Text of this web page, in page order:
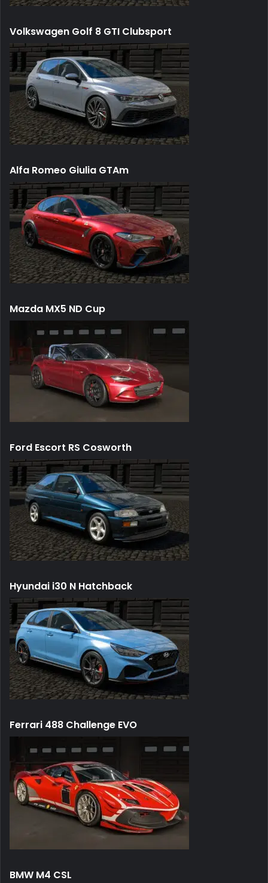
Volkswagen Golf 8 GTI Clubsport
Alfa Romeo Giulia GTAm
Mazda MX5 ND Cup
Ford Escort RS Cosworth
Hyundai i30 N Hatchback
Ferrari 488 Challenge EVO
BMW M4 CSL